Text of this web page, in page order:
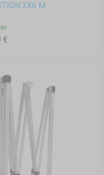
3X6 M
€